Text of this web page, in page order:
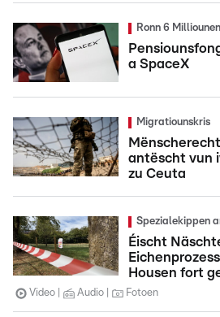
Ronn 6
a SpaceX
Migratiounskris
antëscht vun
zu Ceuta
Spezialekippen
Éischt
Housen fort
Video Audio Fotoen